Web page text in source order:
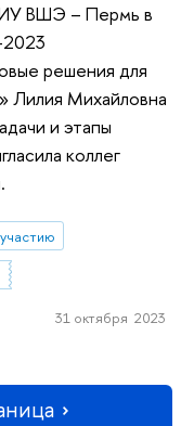
ВШЭ – Пермь в
2023
решения для
Лилия Михайловна
и этапы
коллег
31 октября 2023